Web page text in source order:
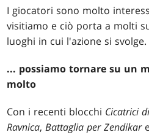
I giocatori sono molto
visitiamo e ciò porta a molti
luoghi in cui l'azione si svolge.
... possiamo tornare su un
molto
Con i recenti blocchi Cicatrici
Ravnica,Battaglia per Zendikar